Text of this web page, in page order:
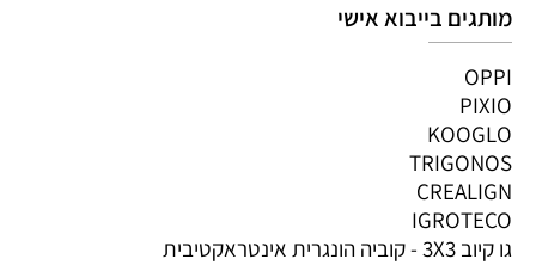
מותגים בייבוא אישי
OPPI
PIXIO
KOOGLO
TRIGONOS
CREALIGN
IGROTECO
גו קיוב 3X3 - קוביה הונגרית אינטראקטיבית